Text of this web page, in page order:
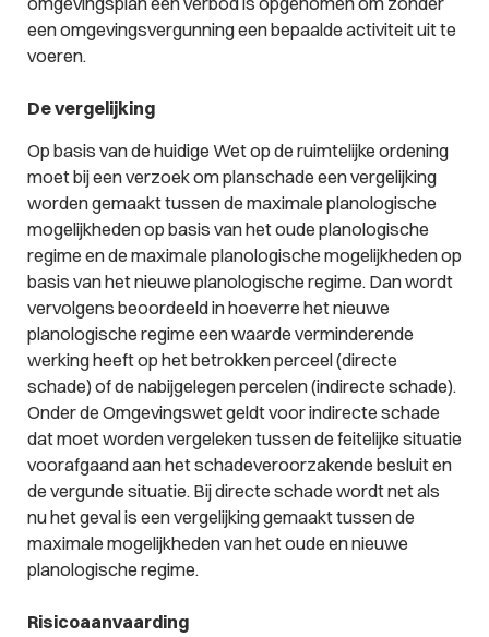
een omgevingsvergunning een bepaalde activiteit uit te
voeren.
De vergelijking
Op basis van de huidige Wet op de ruimtelijke ordening
moet bij een verzoek om planschade een vergelijking
worden gemaakt tussen de maximale planologische
mogelijkheden op basis van het oude planologische
regime en de maximale planologische mogelijkheden op
basis van het nieuwe planologische regime. Dan wordt
vervolgens beoordeeld in hoeverre het nieuwe
planologische regime een waarde verminderende
werking heeft op het betrokken perceel (directe
schade) of de nabijgelegen percelen (indirecte schade).
Onder de Omgevingswet geldt voor indirecte schade
dat moet worden vergeleken tussen de feitelijke situatie
voorafgaand aan het schadeveroorzakende besluit en
de vergunde situatie. Bij directe schade wordt net als
nu het geval is een vergelijking gemaakt tussen de
maximale mogelijkheden van het oude en nieuwe
planologische regime.
Risicoaanvaarding